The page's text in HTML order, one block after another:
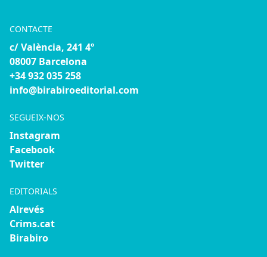
CONTACTE
c/ València, 241 4º
08007 Barcelona
+34 932 035 258
info@birabiroeditorial.com
SEGUEIX-NOS
Instagram
Facebook
Twitter
EDITORIALS
Alrevés
Crims.cat
Birabiro